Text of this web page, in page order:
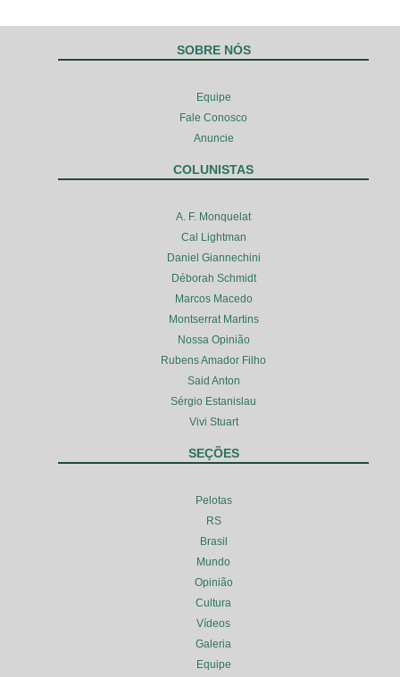
SOBRE NÓS
Equipe
Fale Conosco
Anuncie
COLUNISTAS
A. F. Monquelat
Cal Lightman
Daniel Giannechini
Déborah Schmidt
Marcos Macedo
Montserrat Martins
Nossa Opinião
Rubens Amador Filho
Said Anton
Sérgio Estanislau
Vivi Stuart
SEÇÕES
Pelotas
RS
Brasil
Mundo
Opinião
Cultura
Vídeos
Galeria
Equipe